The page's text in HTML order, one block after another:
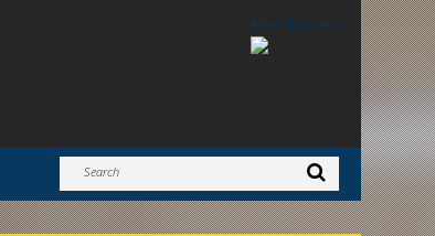
Advertisement